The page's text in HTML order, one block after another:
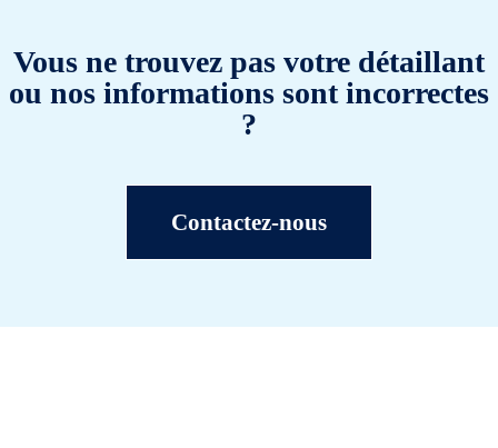
Vous ne trouvez pas votre détaillant
ou nos informations sont incorrectes
?
Contactez-nous